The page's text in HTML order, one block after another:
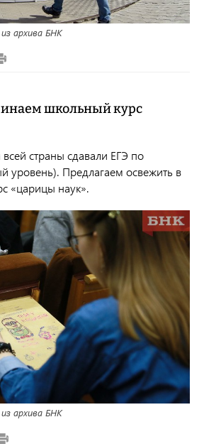
архива БНК
школьный курс
страны сдавали ЕГЭ по
уровень). Предлагаем освежить в
«царицы наук».
архива БНК